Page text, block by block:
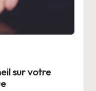
sur votre